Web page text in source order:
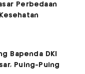
Perbedaan
Bapenda DKI
Puing-Puing